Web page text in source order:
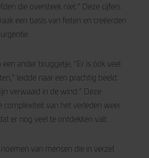
die oversteek niet.” Deze cijfers
een basis van feiten en creëerden
ander bruggetje, “Er is óók veel
leidde naar een prachtig beeld:
verwaaid in de wind.” Deze
complexiteit van het verleden weer
er nog veel te ontdekken valt.
van mensen die in verzet